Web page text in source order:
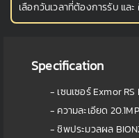
เลือกวันเวลาที่ต้องการรับ แ
Specification
- เซนเซอร์ Exmor RS
- ความละเอียด
- ชิพประมวลผล